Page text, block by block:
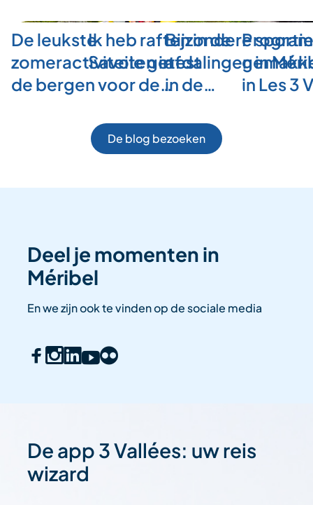
De leukste
zomeractiviteiten in
de bergen voor de…
Ik heb raften in de
Savoie getest
Bijzondere
afdalingen in
in de…
in Les 3
De blog bezoeken
Deel je momenten in
Méribel
En we zijn ook te vinden op de sociale media
De app 3 Vallées: uw reis
wizard